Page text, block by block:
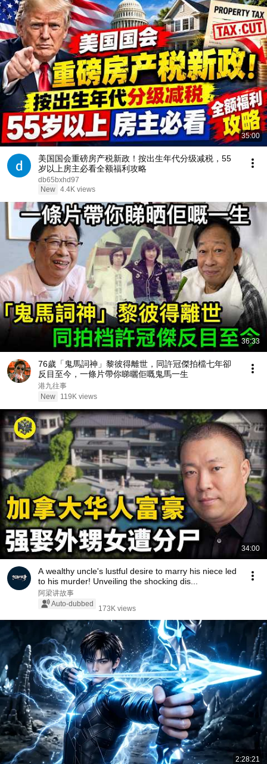
35:00
美国国会重磅房产税新政！按出生年代分级减税，55
岁以上房主必看全额福利攻略
db65bxhd97
New 4.4K views
36:33
76歲「鬼馬詞神」黎彼得離世，同許冠傑拍檔七年卻
反目至今，一條片帶你睇曬佢嘅鬼馬一生
港九往事
New
119K views
34:00
A wealthy uncle's lustful desire to marry his niece led
to his murder! Unveiling the shocking dis...
阿梁讲故事
Auto-dubbed
173K views
2:28:21